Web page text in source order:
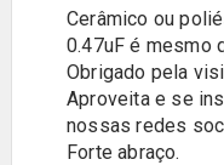
Cerâmico ou
0.47uF é mesmo
Obrigado pela
Aproveita e se
nossas redes
Forte abraço.